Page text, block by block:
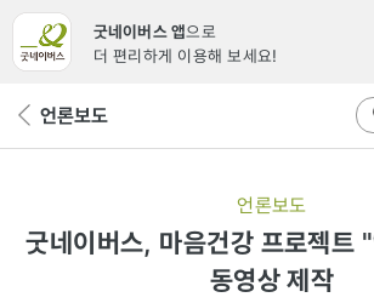
굿네이버스 앱으로
더 편리하게 이용해 보세요!
뒤 언론보도
언론보도
굿네이버스, 마음건강 프로젝트
동영상 제작